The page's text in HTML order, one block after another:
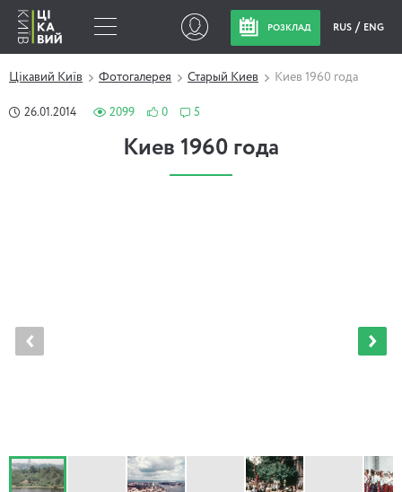
РОЗКЛАД RUS ENG
Цікавий Київ Фотогалерея Старый Киев Киев 1960 года
26.01.2014 2099 0 5
Киев 1960 года